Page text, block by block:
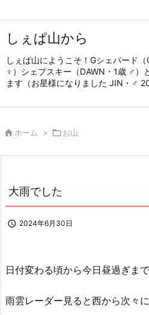
しぇぱ山から
しぇぱ山にようこそ！Gシェパード
♀）シェプスキー（DAWN・1歳 ♂）
ます（お星様になりました JIN・♂
 ホーム > お山
大雨でした
 2024年6月30日
日付変わる頃から今日昼過ぎまで
雨雲レーダー見ると西から次々